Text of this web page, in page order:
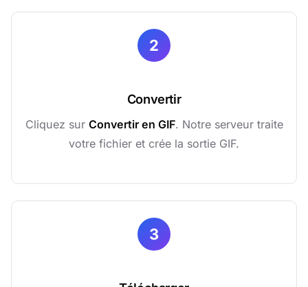
2
Convertir
Cliquez sur Convertir en GIF. Notre serveur traite
votre fichier et crée la sortie GIF.
3